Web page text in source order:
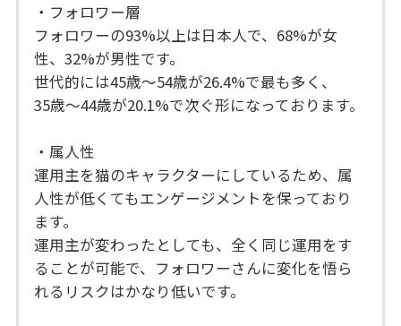
・フォロワー層
フォロワーの93%以上は日本人で、68%が女
性、32%が男性です。
世代的には45歳〜54歳が26.4%で最も多く、
35歳〜44歳が20.1%で次ぐ形になっております。
・属人性
運用主を猫のキャラクターにしているため、属
人性が低くてもエンゲージメントを保っており
ます。
運用主が変わったとしても、全く同じ運用をす
ることが可能で、フォロワーさんに変化を悟ら
れるリスクはかなり低いです。